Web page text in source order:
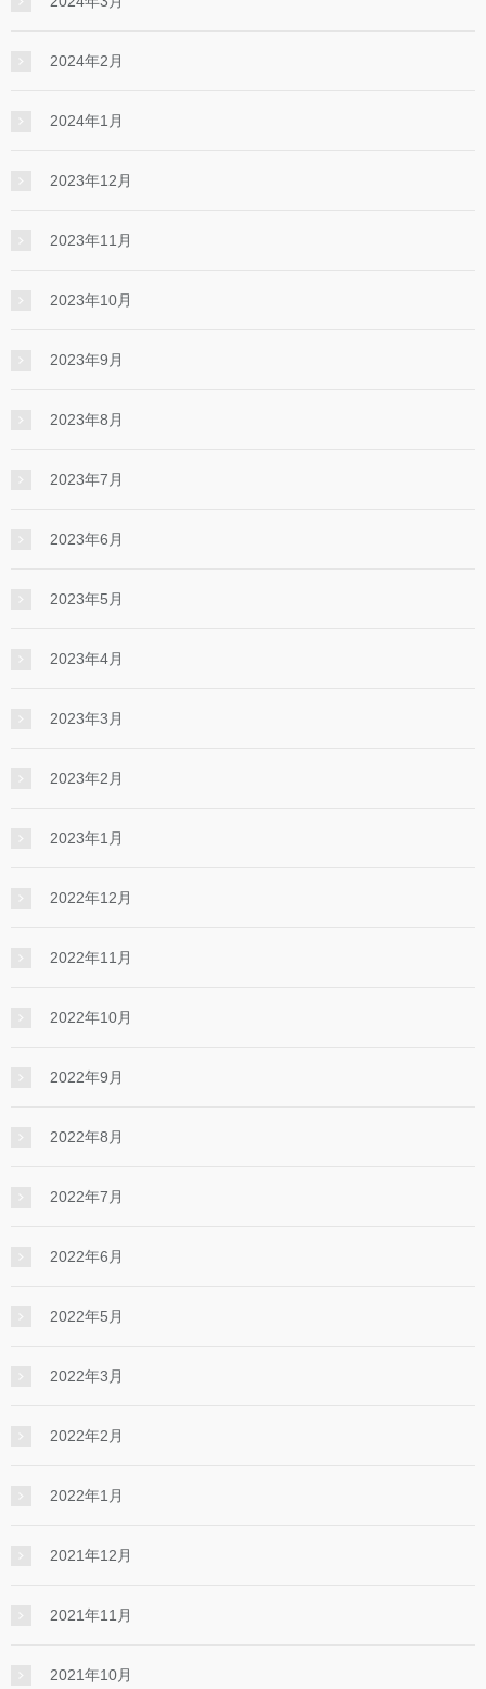
2024年2月
2024年1月
2023年12月
2023年11月
2023年10月
2023年9月
2023年8月
2023年7月
2023年6月
2023年5月
2023年4月
2023年3月
2023年2月
2023年1月
2022年12月
2022年11月
2022年10月
2022年9月
2022年8月
2022年7月
2022年6月
2022年5月
2022年3月
2022年2月
2022年1月
2021年12月
2021年11月
2021年10月